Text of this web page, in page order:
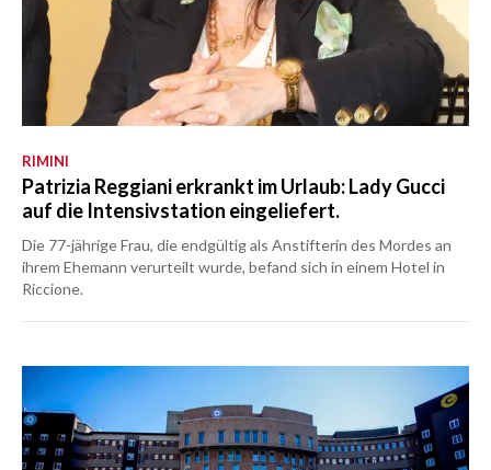
RIMINI
Patrizia Reggiani erkrankt im Urlaub: Lady Gucci
auf die Intensivstation eingeliefert.
Die 77-jährige Frau, die endgültig als Anstifterin des Mordes an
ihrem Ehemann verurteilt wurde, befand sich in einem Hotel in
Riccione.